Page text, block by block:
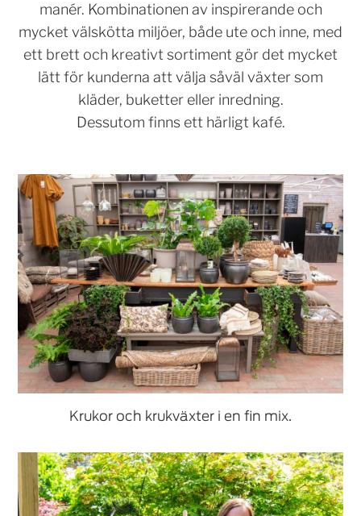
manér. Kombinationen av inspirerande och
mycket välskötta miljöer, både ute och inne, med
ett brett och kreativt sortiment gör det mycket
lätt för kunderna att välja såväl växter som
kläder, buketter eller inredning.
Dessutom finns ett härligt kafé.
Krukor och krukväxter i en fin mix.